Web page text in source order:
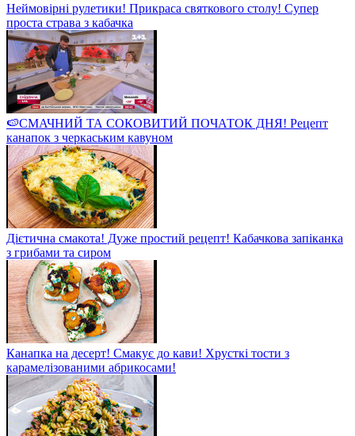
Неймовірні рулетики! Прикраса святкового столу! Супер
проста страва з кабачка
🍉СМАЧНИЙ ТА СОКОВИТИЙ ПОЧАТОК ДНЯ! Рецепт
канапок з черкаським кавуном
Дієтична смакота! Дуже простий рецепт! Кабачкова запіканка
з грибами та сиром
Канапка на десерт! Смакує до кави! Хрусткі тости з
карамелізованими абрикосами!